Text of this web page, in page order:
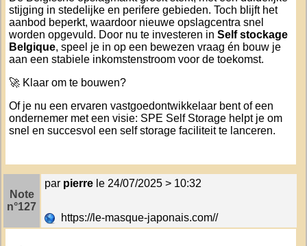
stijging in stedelijke en perifere gebieden. Toch blijft het
aanbod beperkt, waardoor nieuwe opslagcentra snel
worden opgevuld. Door nu te investeren in Self stockage
Belgique, speel je in op een bewezen vraag én bouw je
aan een stabiele inkomstenstroom voor de toekomst.
🚀 Klaar om te bouwen?
Of je nu een ervaren vastgoedontwikkelaar bent of een
ondernemer met een visie: SPE Self Storage helpt je om
snel en succesvol een self storage faciliteit te lanceren.
Note
n°127
par pierre le 24/07/2025 > 10:32
https://le-masque-japonais.com//